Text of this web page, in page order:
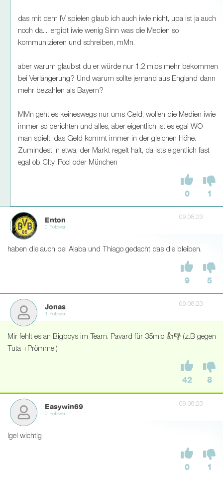
das mit dem IV spielen glaub ich auch iwie nicht, upa ist ja auch
noch da.... ergibt iwie wenig Sinn was die Medien so
kommunizieren und schreiben, mMn.
aber warum glaubst du er würde nur 1,2 mios mehr bekommen
bei Verlängerung? Und warum sollte jemand aus England dann
mehr bezahlen als Bayern?
MMn geht es keineswegs nur ums Geld, wollen die Medien iwie
immer so berichten und alles, aber eigentlich ist es egal WO
man spielt, das Geld kommt immer in der gleichen Höhe.
Zumindest in etwa, der Markt regelt halt, da ists eigentlich fast
egal ob CIty, Pool oder München
0 1
Enton
0 Follower
09.08.23
haben die auch bei Alaba und Thiago gedacht das die bleiben.
9 5
Jonas
1 Follower
09.08.23
Mir fehlt es an Bigboys im Team. Pavard für 35mio 👍👎 (z.B gegen
Tuta +Prömmel)
42 8
Easywin69
0 Follower
09.08.23
Igel wichtig
0 1